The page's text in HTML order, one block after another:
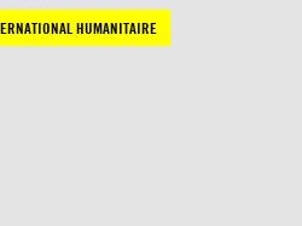
HUMANITAIRE